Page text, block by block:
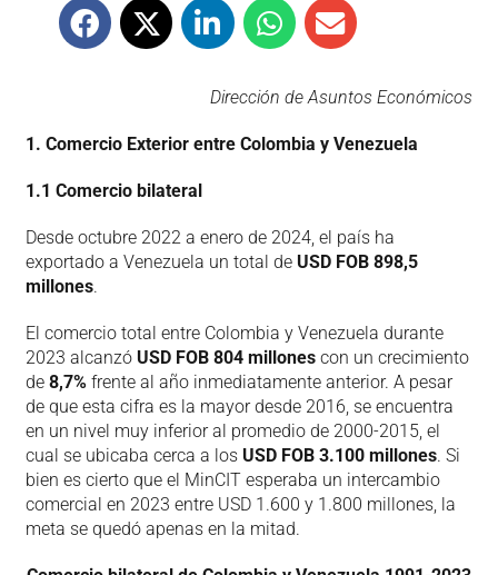
Dirección de Asuntos Económicos
1. Comercio Exterior entre Colombia y Venezuela
1.1 Comercio bilateral
Desde octubre 2022 a enero de 2024, el país ha
exportado a Venezuela un total de USD FOB 898,5
millones.
El comercio total entre Colombia y Venezuela durante
2023 alcanzó USD FOB 804 millones con un crecimiento
de 8,7% frente al año inmediatamente anterior. A pesar
de que esta cifra es la mayor desde 2016, se encuentra
en un nivel muy inferior al promedio de 2000-2015, el
cual se ubicaba cerca a los USD FOB 3.100 millones. Si
bien es cierto que el MinCIT esperaba un intercambio
comercial en 2023 entre USD 1.600 y 1.800 millones, la
meta se quedó apenas en la mitad.